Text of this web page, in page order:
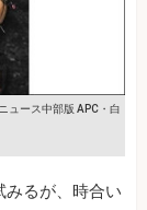
ュース中部版 APC・白
みるが、時合い